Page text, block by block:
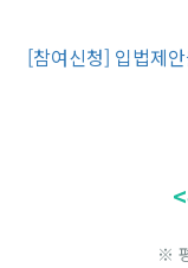
[참여신청] 입법제
※